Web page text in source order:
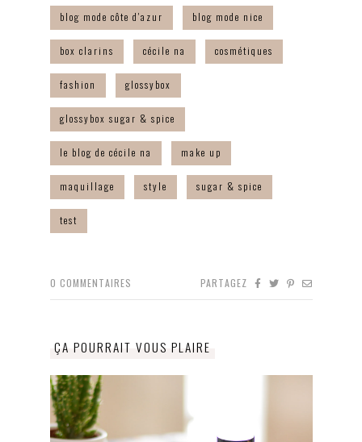
blog mode côte d'azur blog mode nice
box clarins cécile na cosmétiques
fashion glossybox
glossybox sugar & spice
le blog de cécile na make up
maquillage style sugar & spice
test
0 COMMENTAIRES PARTAGEZ
ÇA POURRAIT VOUS PLAIRE